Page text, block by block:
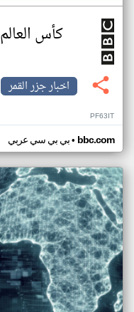
كأس العالم 2026
اخبار جزر القمر
PF63IT
بي بي سي عربي• bbc.com